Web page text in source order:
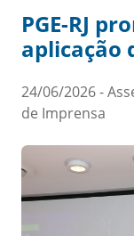
PGE-RJ
aplicação
24/06/2026 -
de Imprensa